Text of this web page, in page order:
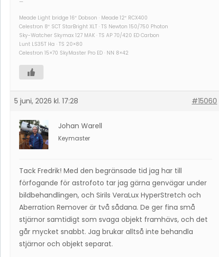
—
Meade Light bridge 16″ Dobson · Meade 12″ RCX400
Celestron 8″ SCT StarBright XLT · TS Newton 150/750 Photon
Sky-Watcher Skymax 127 MAK · TS AP 70/420 ED Carbon
Lunt LS35T Ha · TS 20×80
Celestron 15×70 SkyMaster Pro ED · NN 8×42
5 juni, 2026 kl. 17:28 #15060
Johan Warell
Keymaster
Tack Fredrik! Med den begränsade tid jag har till
förfogande för astrofoto tar jag gärna genvägar under
bildbehandlingen, och Sirils VeraLux HyperStretch och
Aberration Remover är två sådana. De ger fina små
stjärnor samtidigt som svaga objekt framhävs, och det
går mycket snabbt. Jag brukar alltså inte behandla
stjärnor och objekt separat.